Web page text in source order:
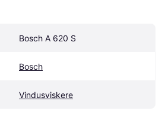
Bosch A 620 S
Bosch
Vindusviskere